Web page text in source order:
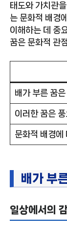
태도와 가치관
는 문화적 배경
이해하는 데 중
꿈은 문화적 관
배가 부른 꿈
이러한 꿈은
문화적 배경에
배가 부
일상에서의